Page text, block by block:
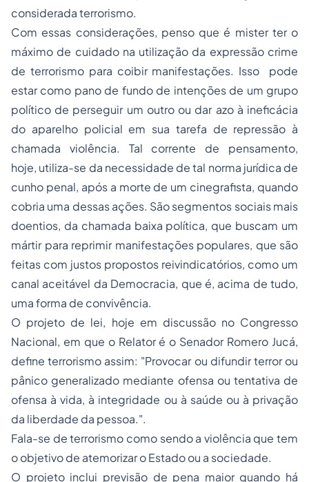
considerada terrorismo.
Com essas considerações, penso que é mister ter o
máximo de cuidado na utilização da expressão crime
de terrorismo para coibir manifestações. Isso pode
estar como pano de fundo de intenções de um grupo
político de perseguir um outro ou dar azo à ineficácia
do aparelho policial em sua tarefa de repressão à
chamada violência. Tal corrente de pensamento,
hoje, utiliza-se da necessidade de tal norma jurídica de
cunho penal, após a morte de um cinegrafista, quando
cobria uma dessas ações. São segmentos sociais mais
doentios, da chamada baixa política, que buscam um
mártir para reprimir manifestações populares, que são
feitas com justos propostos reivindicatórios, como um
canal aceitável da Democracia, que é, acima de tudo,
uma forma de convivência.
O projeto de lei, hoje em discussão no Congresso
Nacional, em que o Relator é o Senador Romero Jucá,
define terrorismo assim: "Provocar ou difundir terror ou
pânico generalizado mediante ofensa ou tentativa de
ofensa à vida, à integridade ou à saúde ou à privação
da liberdade da pessoa.".
Fala-se de terrorismo como sendo a violência que tem
o objetivo de atemorizar o Estado ou a sociedade.
O projeto inclui previsão de pena maior quando há